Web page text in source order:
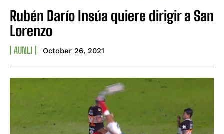
Rubén Darío Insúa quiere dirigir a San
Lorenzo
AUNLI October 26, 2021